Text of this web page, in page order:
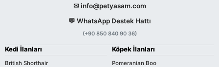
✉ info@petyasam.com
💬 WhatsApp Destek Hattı
(+90 850 840 90 36)
Kedi İlanları
British Shorthair
Köpek İlanları
Pomeranian Boo